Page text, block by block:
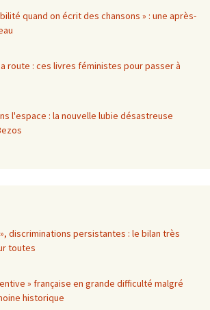
quand on écrit des chansons » : une après-
route : ces livres féministes pour passer à
l'espace : la nouvelle lubie désastreuse
discriminations persistantes : le bilan très
toutes
» française en grande difficulté malgré
historique